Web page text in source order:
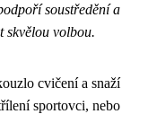
soustředění a
skvělou volbou.
cvičení a snaží
sportovci, nebo